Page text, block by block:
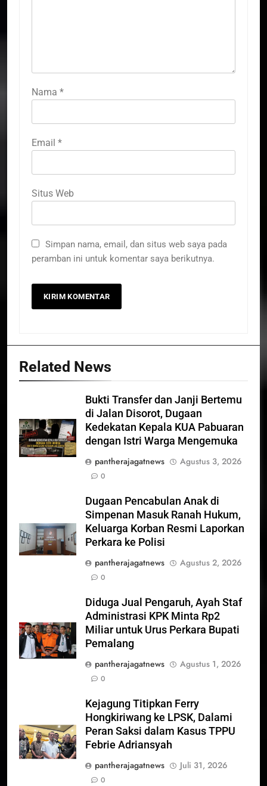
Nama *
Email *
Situs Web
Simpan nama, email, dan situs web saya pada
peramban ini untuk komentar saya berikutnya.
Related News
Bukti Transfer dan Janji Bertemu
di Jalan Disorot, Dugaan
Kedekatan Kepala KUA Pabuaran
dengan Istri Warga Mengemuka
pantherajagatnews
Agustus 3, 2026
0
Dugaan Pencabulan Anak di
Simpenan Masuk Ranah Hukum,
Keluarga Korban Resmi Laporkan
Perkara ke Polisi
pantherajagatnews
Agustus 2, 2026
0
Diduga Jual Pengaruh, Ayah Staf
Administrasi KPK Minta Rp2
Miliar untuk Urus Perkara Bupati
Pemalang
pantherajagatnews
Agustus 1, 2026
0
Kejagung Titipkan Ferry
Hongkiriwang ke LPSK, Dalami
Peran Saksi dalam Kasus TPPU
Febrie Adriansyah
pantherajagatnews
Juli 31, 2026
0